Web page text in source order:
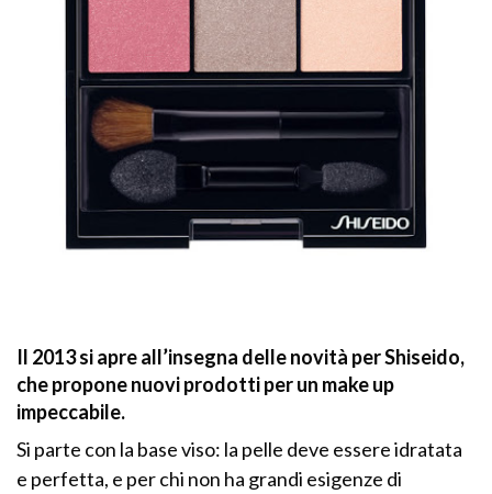
Il 2013 si apre all’insegna delle novità perShiseido,
che propone nuovi prodotti per un make up
impeccabile.
Si parte con la base viso: la pelle deve essere idratata
e perfetta, e per chi non ha grandi esigenze di